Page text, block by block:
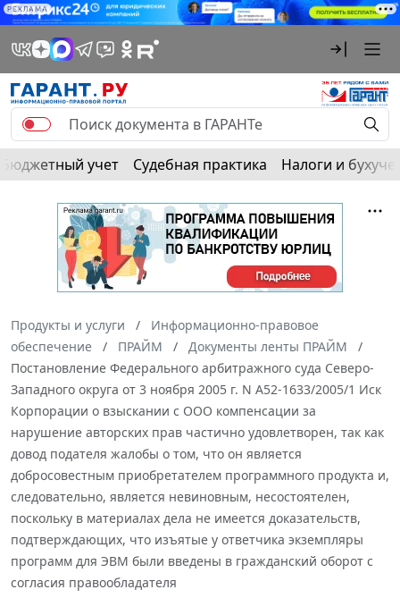
РЕКЛАМА
Бюджетный учет Судебная практика Налоги и
Продукты и услуги
Информационно-правовое
обеспечение
ПРАЙМ
Документы ленты ПРАЙМ
Постановление Федерального арбитражного суда Северо-
Западного округа от 3 ноября 2005 г. N А52-1633/2005/1 Иск
Корпорации о взыскании с ООО компенсации за
нарушение авторских прав частично удовлетворен, так как
довод подателя жалобы о том, что он является
добросовестным приобретателем программного продукта и,
следовательно, является невиновным, несостоятелен,
поскольку в материалах дела не имеется доказательств,
подтверждающих, что изъятые у ответчика экземпляры
программ для ЭВМ были введены в гражданский оборот с
согласия правообладателя